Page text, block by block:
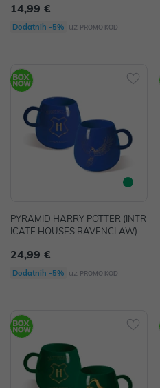
14,99 €
Dodatnih -5% uz PROMO KOD
PYRAMID HARRY POTTER (INTR
ICATE HOUSES RAVENCLAW) S
24,99 €
Dodatnih -5% uz PROMO KOD